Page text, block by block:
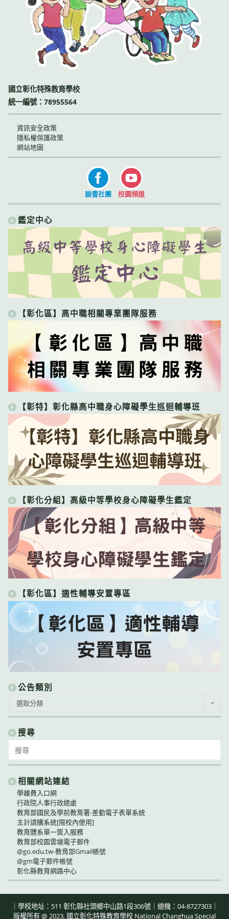
國立彰化特殊教育學校
統一編號：78955564
資訊安全政策
隱私權保護政策
網站地圖
臉書社團 校園頻道
鑑定中心
【彰化區】高中職相關專業團隊服務
【彰特】彰化縣高中職身心障礙學生巡迴輔導班
【彰化分組】高級中等學校身心障礙學生鑑定
【彰化區】適性輔導安置專區
公告類別
類
別
選取分類
搜尋
for:
相關網站連結
學雜費入口網
行政院人事行政總處
教育部國民及學前教育署-差勤電子表單系統
主計請購系統[限校內使用]
教育體系單一簽入服務
教育部校園雲端電子郵件
@go.edu.tw-教育部Gmail帳號
@gm電子郵件帳號
彰化縣教育網路中心
｜學校地址：511 彰化縣社頭鄉中山路1段306號｜總機：04-8727303｜
版權所有 @ 2023, 國立彰化特殊教育學校 National Changhua Special